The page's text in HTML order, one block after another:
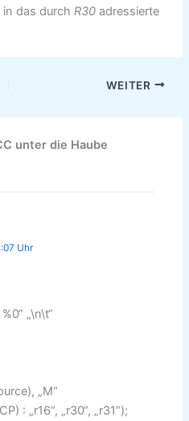
in das durch R30 adressierte
WEITER
unter die Haube
Uhr
„\n\t“
„M“
: „r16“, „r30“, „r31“);